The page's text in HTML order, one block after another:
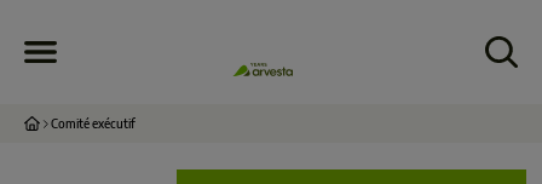
Comité exécutif